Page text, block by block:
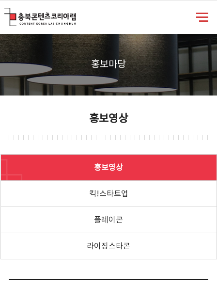
홍보마당
홍보영상
홍보영상
킥!스타트업
플레이콘
라이징스타콘